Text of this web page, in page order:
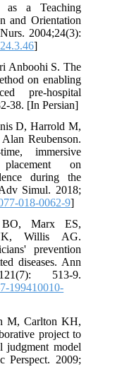
as a Teaching
and Orientation
Nurs. 2004;24(3):
Anboohi S. The
on enabling
pre-hospital
38. [In Persian]
D, Harrold M,
Alan Reubenson.
immersive
placement on
during the
Adv Simul. 2018;
018-0062-9
BO, Marx ES,
Willis AG.
prevention
diseases. Ann
513-9.
7-199410010-
M, Carlton KH,
project to
judgment model
Perspect. 2009;